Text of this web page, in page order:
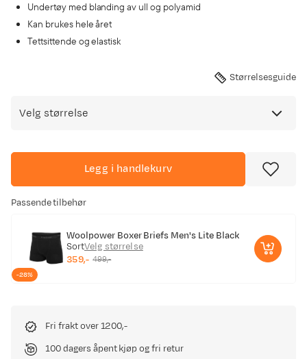
Undertøy med blanding av ull og polyamid
Kan brukes hele året
Tettsittende og elastisk
Størrelsesguide
Velg størrelse
Legg i handlekurv
Passende tilbehør
Woolpower Boxer Briefs Men's Lite Black
SortVelg størrelse
discounted
359,-
original
499,-
-28%
Fri frakt over 1200,-
100 dagers åpent kjøp og fri retur